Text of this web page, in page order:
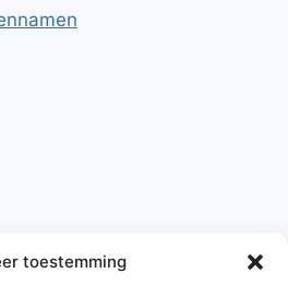
toestemming